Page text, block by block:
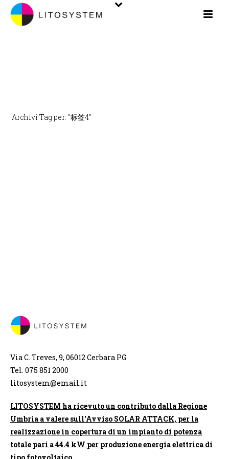
Archivi Tag per: "标签4"
Via C. Treves, 9, 06012 Cerbara PG
Tel. 075 851 2000
litosystem@email.it
LITOSYSTEM ha ricevuto un contributo dalla Regione
Umbria a valere sull'Avviso SOLAR ATTACK, per la
realizzazione in copertura di un impianto di potenza
totale pari a 44.4 kW per produzione energia elettrica di